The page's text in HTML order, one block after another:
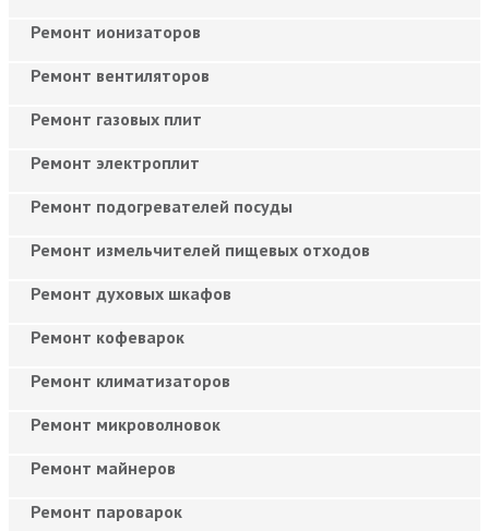
Ремонт ионизаторов
Ремонт вентиляторов
Ремонт газовых плит
Ремонт электроплит
Ремонт подогревателей посуды
Ремонт измельчителей пищевых отходов
Ремонт духовых шкафов
Ремонт кофеварок
Ремонт климатизаторов
Ремонт микроволновок
Ремонт майнеров
Ремонт пароварок